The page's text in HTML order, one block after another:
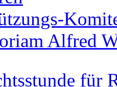
Alfred
für